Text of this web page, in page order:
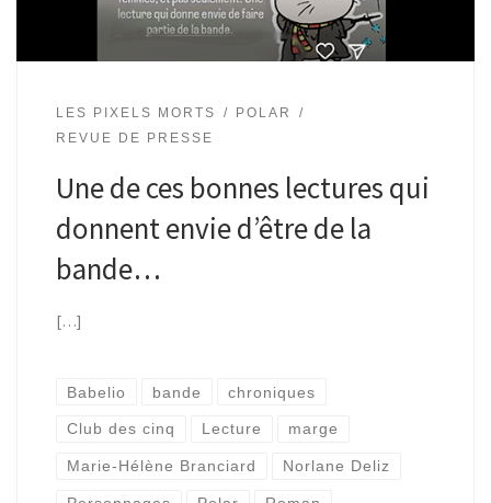
LES PIXELS MORTS
POLAR
REVUE DE PRESSE
Une de ces bonnes lectures qui
donnent envie d’être de la
bande…
[…]
Babelio bande chroniques
Club des cinq Lecture marge
Marie-Hélène Branciard Norlane Deliz